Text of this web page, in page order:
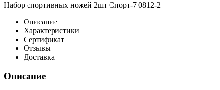
Набор спортивных ножей 2шт Спорт-7 0812-2
Описание
Характеристики
Сертификат
Отзывы
Доставка
Описание